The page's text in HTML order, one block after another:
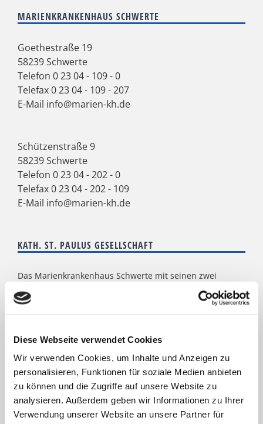
Diese Webseite verwendet Cookies
Wir verwenden Cookies, um Inhalte und Anzeigen zu
personalisieren, Funktionen für soziale Medien anbieten
zu können und die Zugriffe auf unsere Website zu
analysieren. Außerdem geben wir Informationen zu Ihrer
Verwendung unserer Website an unsere Partner für
MARIENKRANKENHAUS SCHWERTE
Goethestraße 19
58239 Schwerte
Telefon 0 23 04 - 109 - 0
Telefax 0 23 04 - 109 - 207
E-Mail info@marien-kh.de
Schützenstraße 9
58239 Schwerte
Telefon 0 23 04 - 202 - 0
Telefax 0 23 04 - 202 - 109
E-Mail info@marien-kh.de
KATH. ST. PAULUS GESELLSCHAFT
Das Marienkrankenhaus Schwerte mit seinen zwei
Kath. St. Paulus Gesellschaft. Acht
weitere Krankenhäuser mit zusammen 2.900 Betten
zählen zum Verbund: St. Marien Hospital Lünen, St.
Castrop-Rauxel, St. Josefs Hospital Hörde, Katholisches
Dortmund-Kurl, Marien Hospital Dortmund-Hombruch
sowie für das St. Johannes Hospital im Zentrum von
Dortmund. Darüber hinaus agieren unter dem Paulus-
Dach Altenheime und eine Jugendhilfe-Einrichtung. Die
Kath. St. Paulus Gesellschaft zählt zu den größten